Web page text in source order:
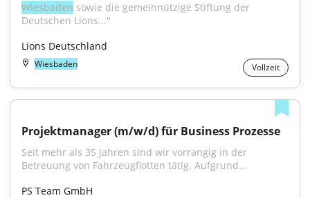
Wiesbaden sowie die gemeinnützige Stiftung der
Deutschen Lions..."
Lions Deutschland
Wiesbaden Vollzeit
Projektmanager (m/w/d) für Business Prozesse
Seit mehr als 35 Jahren sind wir vorrangig in der
Betreuung von Fahrzeugflotten tätig. Aufgrund...
PS Team GmbH